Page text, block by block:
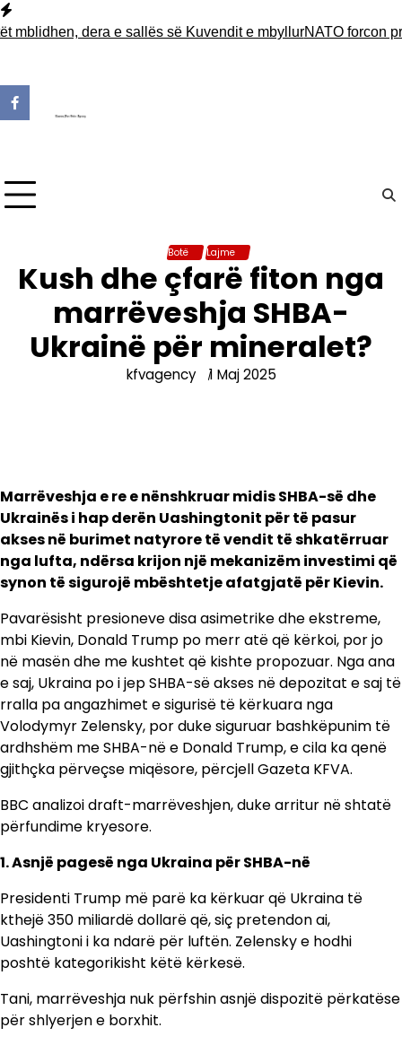
Skip
to
dera e sallës së Kuvendit e mbyllurNATO forcon
Botë Lajme
Kush dhe çfarë fiton nga
marrëveshja SHBA-
Ukrainë për mineralet?
kfvagency 1 Maj 2025
Marrëveshja e re e nënshkruar midis SHBA-së dhe
Ukrainës i hap derën Uashingtonit për të pasur
akses në burimet natyrore të vendit të shkatërruar
nga lufta, ndërsa krijon një mekanizëm investimi që
synon të sigurojë mbështetje afatgjatë për Kievin.
Pavarësisht presioneve disa asimetrike dhe ekstreme,
mbi Kievin, Donald Trump po merr atë që kërkoi, por jo
në masën dhe me kushtet që kishte propozuar. Nga ana
e saj, Ukraina po i jep SHBA-së akses në depozitat e saj të
rralla pa angazhimet e sigurisë të kërkuara nga
Volodymyr Zelensky, por duke siguruar bashkëpunim të
ardhshëm me SHBA-në e Donald Trump, e cila ka qenë
gjithçka përveçse miqësore, përcjell Gazeta KFVA.
BBC analizoi draft-marrëveshjen, duke arritur në shtatë
përfundime kryesore.
1. Asnjë pagesë nga Ukraina për SHBA-në
Presidenti Trump më parë ka kërkuar që Ukraina të
kthejë 350 miliardë dollarë që, siç pretendon ai,
Uashingtoni i ka ndarë për luftën. Zelensky e hodhi
poshtë kategorikisht këtë kërkesë.
Tani, marrëveshja nuk përfshin asnjë dispozitë përkatëse
për shlyerjen e borxhit.